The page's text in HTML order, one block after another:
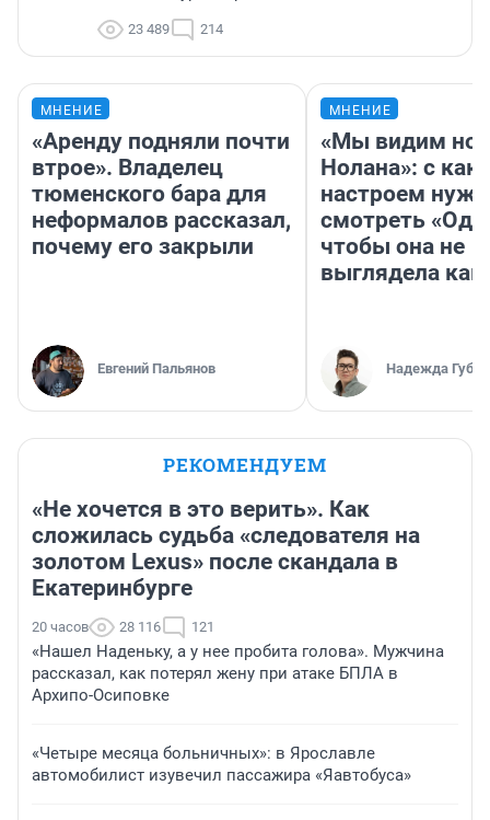
23 489 214
МНЕНИЕ
«Аренду подняли почти
втрое». Владелец
тюменского бара для
неформалов рассказал,
почему его закрыли
Евгений Пальянов
МНЕНИЕ
«Мы видим
Нолана»: с
настроем
смотреть
чтобы она не
выглядела как
Надежда
РЕКОМЕНДУЕМ
«Не хочется в это верить». Как
сложилась судьба «следователя на
золотом Lexus» после скандала в
Екатеринбурге
20 часов 28 116 121
«Нашел Наденьку, а у нее пробита голова». Мужчина
рассказал, как потерял жену при атаке БПЛА в
Архипо-Осиповке
«Четыре месяца больничных»: в Ярославле
автомобилист изувечил пассажира «Яавтобуса»